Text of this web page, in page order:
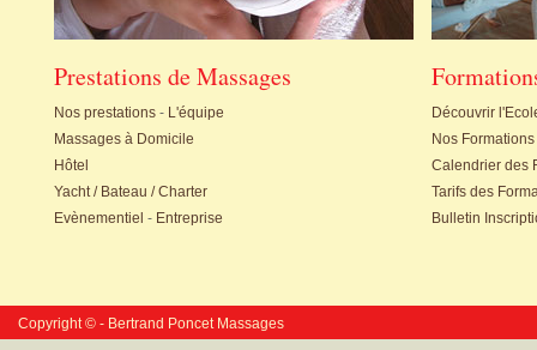
Découvrir
Nos
Calendrier des
Tarifs des
Bulletin
Prestations de Massages
Nos prestations - L'équipe
Massages à Domicile
Hôtel
Yacht / Bateau / Charter
Evènementiel - Entreprise
Copyright © - Bertrand Poncet Massages